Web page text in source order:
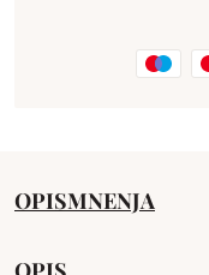
OPISMNENJA